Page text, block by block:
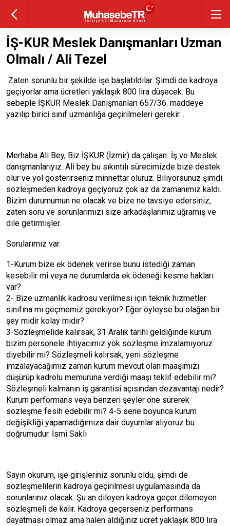
İŞ-KUR Meslek Danışmanları Uzman
Olmalı / Ali Tezel
Zaten sorunlu bir şekilde işe başlatıldılar. Şimdi de kadroya
geçiyorlar ama ücretleri yaklaşık 800 lira düşecek. Bu
sebeple İŞKUR Meslek Danışmanları 657/36. maddeye
yazılıp birici sınıf uzmanlığa geçirilmeleri gerekir…
Merhaba Ali Bey, Biz İŞKUR (İzmir) da çalışan İş ve Meslek
danışmanlarıyız. Ali bey bu sıkıntılı sürecimizde bize destek
olur ve yol gösterirseniz minnettar oluruz. Biliyorsunuz şimdi
sözleşmeden kadroya geçiyoruz çok az da zamanımız kaldı.
Bizim durumumun ne olacak ve bize ne tavsiye edersiniz,
zaten soru ve sorunlarımızı size arkadaşlarımız uğramış ve
dile getirmişler.
Sorularımız var.
1-Kurum bize ek ödenek verirse bunu istediği zaman
kesebilir mi veya ne durumlarda ek ödeneği kesme hakları
var?
2- Bize uzmanlık kadrosu verilmesi için teknik hizmetler
sınıfına mı geçmemiz gerekiyor? Eğer öyleyse bu olağan bir
şey midir kolay mıdır?
3-Sözleşmelide kalırsak, 31 Aralık tarihi geldiğinde kurum
bizim personele ihtiyacımız yok sözleşme imzalamıyoruz
diyebilir mi? Sözleşmeli kalırsak, yeni sözleşme
imzalayacağımız zaman kurum mevcut olan maaşımızı
düşürüp kadrolu memuruna verdiği maaşı teklif edebilir mi?
Sözleşmeli kalmanın iş garantisi açısından dezavantajı nedir?
Kurum performans veya benzeri şeyler öne sürerek
sözleşme fesih edebilir mi? 4-5 sene boyunca kurum
değişikliği yapamadığımıza dair duyumlar alıyoruz bu
doğrumudur. İsmi Saklı
Sayın okurum, işe girişleriniz sorunlu oldu, şimdi de
sözleşmelilerin kadroya geçirilmesi uygulamasında da
sorunlarınız olacak. Şu an dileyen kadroya geçer dilemeyen
sözleşmeli de kalır. Kadroya geçerseniz performans
dayatması olmaz ama halen aldığınız ücret yaklaşık 800 lira